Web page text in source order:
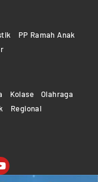
PP Ramah Anak
Kolase
Olahraga
Regional